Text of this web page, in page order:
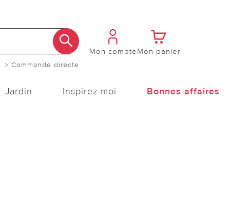
> Commande directe
Mon compteMon panier
Jardin Inspirez-moi Bonnes affaires